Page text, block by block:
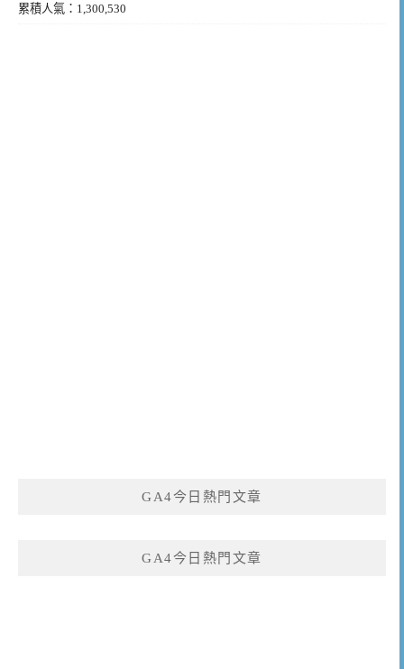
累積人氣：1,300,530
GA4今日熱門文章
GA4今日熱門文章